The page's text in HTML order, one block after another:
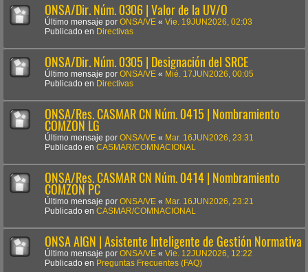
ONSA/Dir. Núm. 0306 | Valor de la UV/O
Último mensaje por ONSA/VE « Vie. 19JUN2026, 02:03
Publicado en Directivas
ONSA/Dir. Núm. 0305 | Designación del SRCE
Último mensaje por ONSA/VE « Mié. 17JUN2026, 00:05
Publicado en Directivas
ONSA/Res. CASMAR CN Núm. 0415 | Nombramiento
COMZON LG
Último mensaje por ONSA/VE « Mar. 16JUN2026, 23:31
Publicado en CASMAR/COMNACIONAL
ONSA/Res. CASMAR CN Núm. 0414 | Nombramiento
COMZON PC
Último mensaje por ONSA/VE « Mar. 16JUN2026, 23:21
Publicado en CASMAR/COMNACIONAL
ONSA AIGN | Asistente Inteligente de Gestión Normativa
Último mensaje por ONSA/VE « Vie. 12JUN2026, 12:22
Publicado en Preguntas Frecuentes (FAQ)